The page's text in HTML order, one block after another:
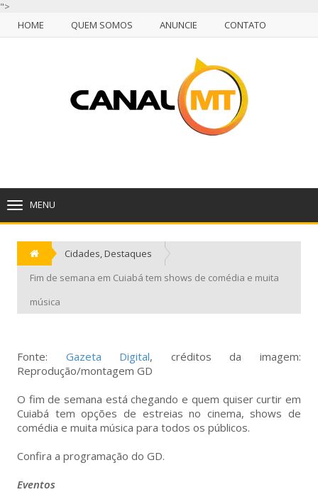
">
HOME
QUEM SOMOS ANUNCIE
CONTATO
ANUNCIE
CUIABÁ, SEXTA-FEIRA, 07 DE AGOSTO DE 2026
MENU
Cidades,Destaques
Fim de semana em Cuiabá tem shows de comédia e muita
música
Fonte: Gazeta Digital, créditos da imagem:
Reprodução/montagem GD
O fim de semana está chegando e quem quiser curtir em
Cuiabá tem opções de estreias no cinema, shows de
comédia e muita música para todos os públicos.
Confira a programação do GD.
Eventos